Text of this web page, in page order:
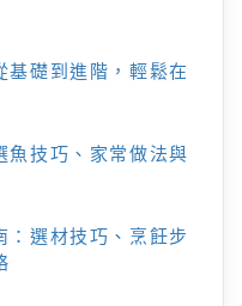
基礎到進階，輕鬆在
魚技巧、家常做法與
：選材技巧、烹飪步